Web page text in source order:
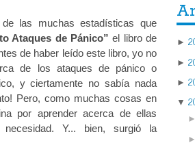
las muchas estadísticas que
Ataques de Pánico” el libro de
de haber leído este libro, yo no
de los ataques de pánico o
y ciertamente no sabía nada
Pero, como muchas cosas en
por aprender acerca de ellas
Y... bien, surgió la
►
►
►
▼
►
►